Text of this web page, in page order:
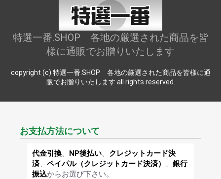
特選一番.SHOP 各地の厳選された商品を皆
様に通販でお贈りいたします
copyright (c) 特選一番.SHOP 各地の厳選された商品を皆様に通
販でお贈りいたします all rights reserved.
お支払方法について
代金引換、 NP後払い、 クレジットカード決
済、 ペイパル（クレジットカード決済） 、 銀行
振込からお選び下さい。